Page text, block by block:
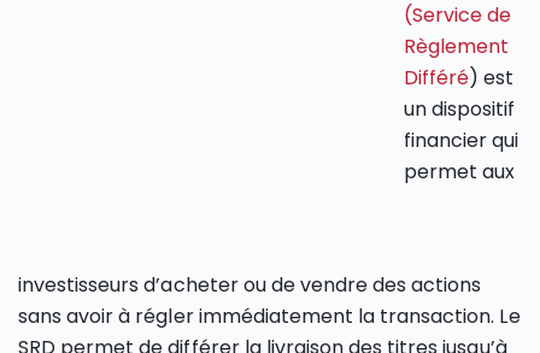
(Service de
Règlement
Différé) est
un dispositif
financier qui
permet aux
investisseurs d’acheter ou de vendre des actions
sans avoir à régler immédiatement la transaction. Le